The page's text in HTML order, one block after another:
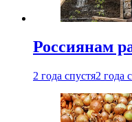
Россиянам
2 года спустя2 года